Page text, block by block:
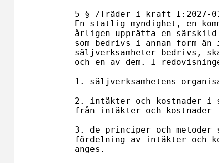
5 § /Träder i kraft I:2027-
En statlig myndighet, en
årligen upprätta en särskild
som bedrivs i annan form
säljverksamheter bedrivs,
och en av dem. I
1. säljverksamhetens
2. intäkter och kostnader i
från intäkter och kostnader i
3. de principer och metoder
fördelning av intäkter och
anges.